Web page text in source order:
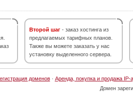
Второй шаг - заказ хостинга из
предлагаемых тарифных планов.
Также вы можете заказать у нас
установку выделенного сервера.
доменов· Аренда, покупка и продажа IP-
Домен